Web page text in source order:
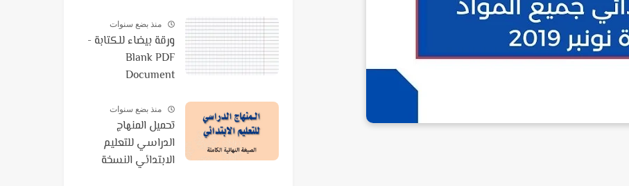
منذ بضع سنوات
ورقة بيضاء للكتابة -
Blank PDF
Document
منذ بضع سنوات
تحميل المنهاج
الدراسي للتعليم
الابتدائي النسخة